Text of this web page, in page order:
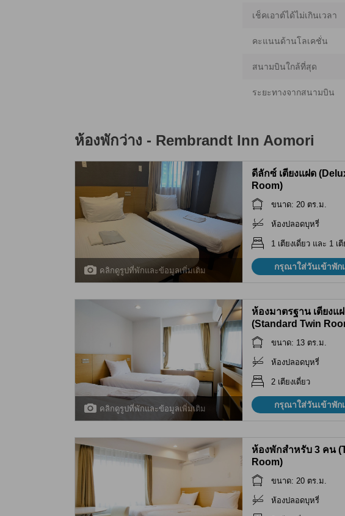
เช็คเอาต์ได้ไม่เกินเวลา
คะแนนด้านโลเคชั่น
สนามบินใกล้ที่สุด
ระยะทางจากสนามบิน
ห้องพักว่าง - Rembrandt Inn Aomori
คลิกดูรูปที่พักและข้อมูลเพิ่มเติม
ดีลักซ์ เตียงแฝด
Room)
ขนาด: 20 ตร.ม.
ห้องปลอดบุหรี่
1 เตียงเดี่ยว และ 1 เ
กรุณาใส่วันเข้าพัก
คลิกดูรูปที่พักและข้อมูลเพิ่มเติม
ห้องมาตรฐาน เตียงแ
(Standard Twin
ขนาด: 13 ตร.ม.
ห้องปลอดบุหรี่
2 เตียงเดี่ยว
กรุณาใส่วันเข้าพัก
ห้องพักสำหรับ 3 คน
Room)
ขนาด: 20 ตร.ม.
ห้องปลอดบุหรี่